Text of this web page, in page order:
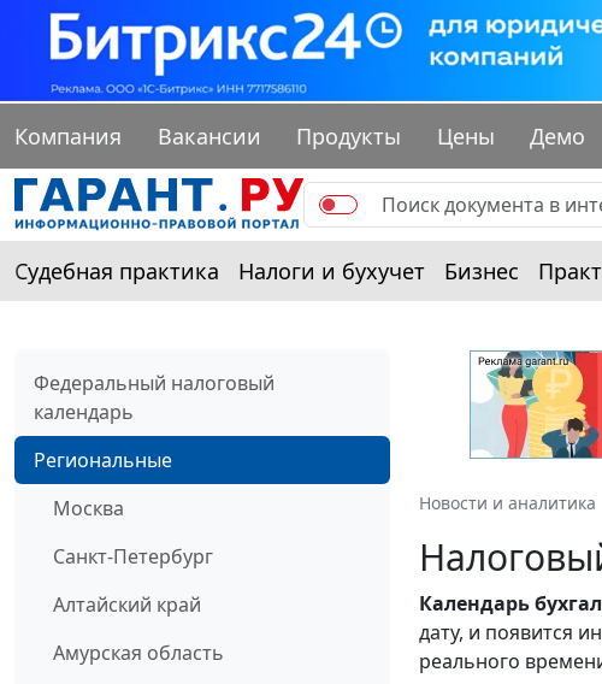
Компания Вакансии Продукты Цены Демо
Судебная практика Налоги и бухучет Бизнес
Федеральный налоговый
календарь
Региональные
Москва
Санкт-Петербург
Алтайский край
Амурская область
Новости и аналитика
Календарь
дату, и появится
реального